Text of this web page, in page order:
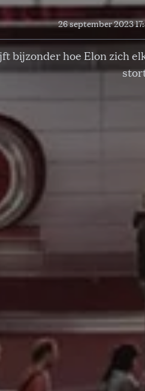
26 september 2023
bijzonder hoe Elon zich